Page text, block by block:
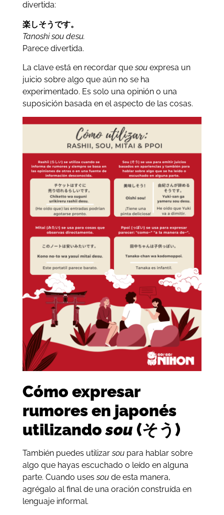
divertida:
楽しそうです。
Tanoshi sou desu.
Parece divertida.
La clave está en recordar quesouexpresa un
juicio sobre algo que aún no se ha
experimentado. Es solo una opinión o una
suposición basada en el aspecto de las cosas.
Cómo expresar
rumores en japonés
utilizandosou(そう)
También puedes utilizarsoupara hablar sobre
algo que hayas escuchado o leído en alguna
parte. Cuando usessoude esta manera,
agrégalo al final de una oración construída en
lenguaje informal.